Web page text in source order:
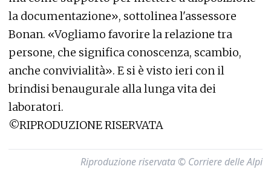
la documentazione», sottolinea l'assessore
Bonan. «Vogliamo favorire la relazione tra
persone, che significa conoscenza, scambio,
anche convivialità». E si è visto ieri con il
brindisi benaugurale alla lunga vita dei
laboratori.
©RIPRODUZIONE RISERVATA
Riproduzione riservata © Corriere delle Alpi